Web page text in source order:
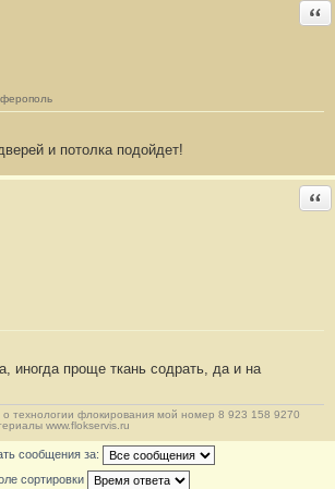
и потолка подойдет!
иногда проще ткань содрать, да и на
о технологии флокирования мой номер 8 923 158 9270
www.flokservis.ru
сообщения за:
сортировки